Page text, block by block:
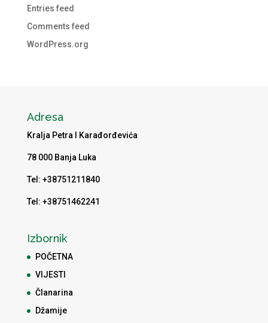
Entries feed
Comments feed
WordPress.org
Adresa
Kralja Petra I Karađorđevića
78 000 Banja Luka
Tel: +38751211840
Tel: +38751462241
Izbornik
POČETNA
VIJESTI
Članarina
Džamije